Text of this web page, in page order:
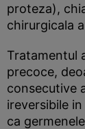
proteza),
chirurgicala
Tratamentul
precoce,
consecutive
ireversibile
ca